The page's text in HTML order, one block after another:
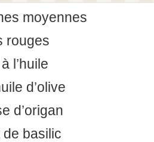
moyennes
rouges
l’huile
d’olive
d’origan
basilic